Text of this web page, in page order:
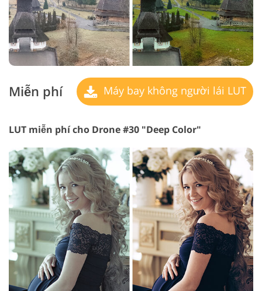
Miễn phí Máy bay không người lái LUT
LUT miễn phí cho Drone #30 "Deep Color"